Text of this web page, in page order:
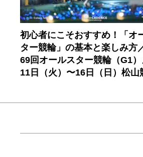
初心者にこそおすすめ！「オ
ター競輪」の基本と楽しみ方
69回オールスター競輪（G1）
11日（火）〜16日（日）松山